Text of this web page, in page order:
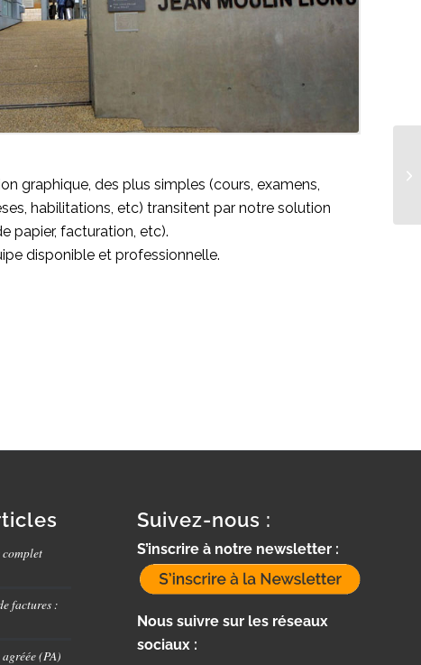
graphique, des plus simples (cours, examens,
habilitations, etc) transitent par notre solution
papier, facturation, etc).
disponible et professionnelle.
complet
factures :
(PA)
Suivez-nous :
S’inscrire à notre newsletter :
Nous suivre sur les réseaux
sociaux :